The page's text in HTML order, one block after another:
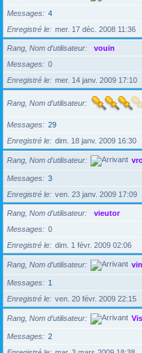
Messages
4
Enregistré le
mer. 17 déc. 2008 11:36
Rang, Nom d’utilisateur
vouin
Messages
0
Enregistré le
mer. 14 janv. 2009 17:10
Rang, Nom d’utilisateur
Messages
29
Enregistré le
dim. 18 janv. 2009 16:30
Rang, Nom d’utilisateur
Messages
3
Enregistré le
ven. 23 janv. 2009 17:09
Rang, Nom d’utilisateur
vieutor
Messages
0
Enregistré le
dim. 1 févr. 2009 02:06
Rang, Nom d’utilisateur
Messages
1
Enregistré le
ven. 20 févr. 2009 22:15
Rang, Nom d’utilisateur
Messages
2